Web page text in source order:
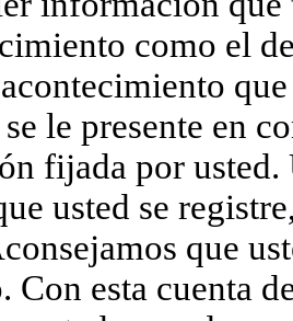
como el
le presente en
fijada por usted.
usted se
que
Con esta cuenta